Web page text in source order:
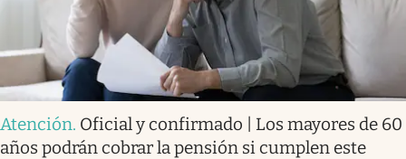
Atención. Oficial y confirmado | Los mayores de 60
años podrán cobrar la pensión si cumplen este